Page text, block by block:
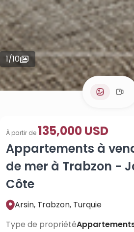
1/10
Appartements à
de mer à Trabzon -
Côte
À partir de135,000 USD
Arsin, Trabzon, Turquie
Type de propriété